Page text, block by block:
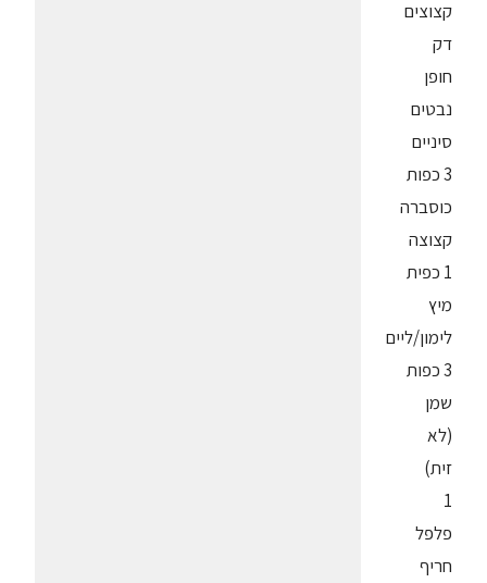
קצוצים
דק
חופן
נבטים
סיניים
3 כפות
כוסברה
קצוצה
1 כפית
מיץ
לימון/ליים
3 כפות
שמן
(לא
זית)
1
פלפל
חריף